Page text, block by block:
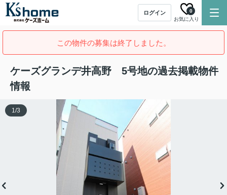
ログイン
お気に入り
0
この物件の募集は終了しました。
ケーズグランデ井高野 5号地の過去掲載物件
情報
1/3